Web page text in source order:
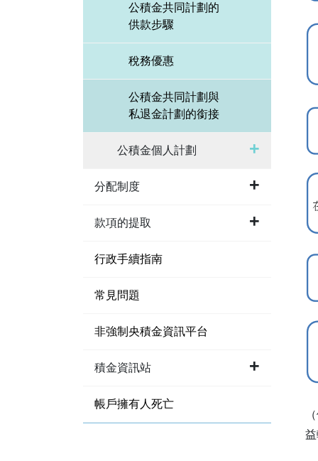
公積金共同計劃的
供款步驟
稅務優惠
公積金共同計劃與
私退金計劃的銜接
公積金個人計劃
分配制度
款項的提取
行政手續指南
常見問題
非強制央積金資訊平台
積金資訊站
帳戶擁有人死亡